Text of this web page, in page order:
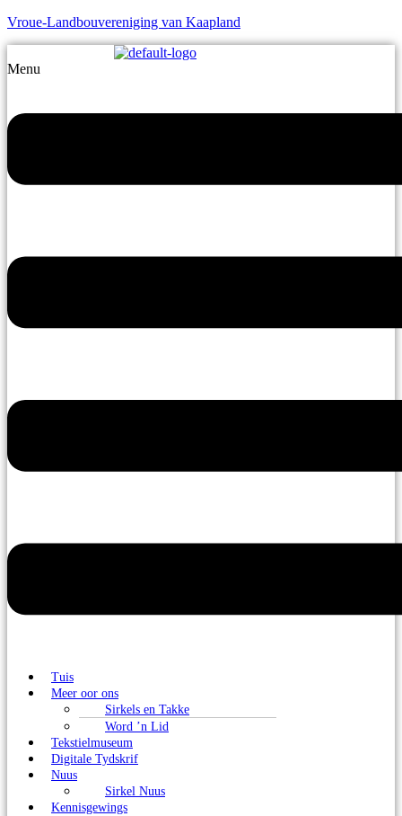
Vroue-Landbouvereniging van Kaapland
Menu
Tuis
Meer oor ons
Sirkels en Takke
Word ’n Lid
Tekstielmuseum
Digitale Tydskrif
Nuus
Sirkel Nuus
Kennisgewings